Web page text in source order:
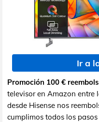
Ir a
Promoción 100 €
televisor en Amazon entre
desde Hisense nos
cumplimos todos los